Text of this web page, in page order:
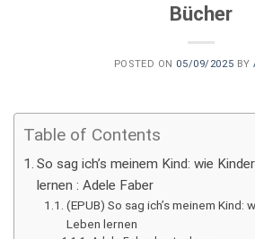
Bücher
POSTED ON 05/09/2025 BY
Table of Contents
So sag ich’s meinem Kind: wie
lernen : Adele Faber
(EPUB) So sag ich’s meinem Kind:
Leben lernen